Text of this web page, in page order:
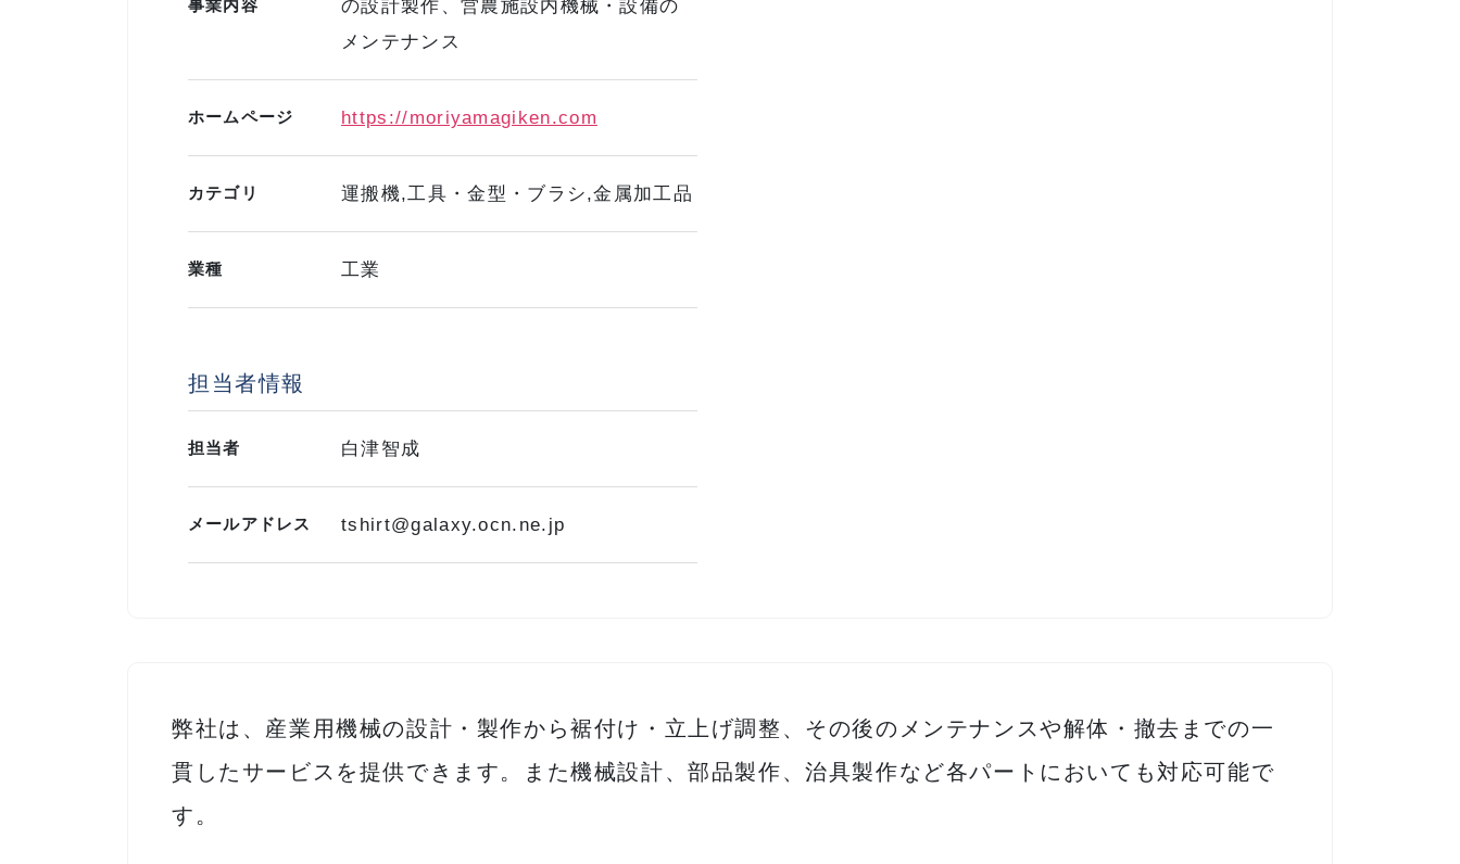
事業内容
の設計製作、営農施設内機械・設備の
メンテナンス
ホームページ https://moriyamagiken.com
カテゴリ 運搬機,工具・金型・ブラシ,金属加工品
業種 工業
担当者情報
担当者 白津智成
メールアドレス tshirt@galaxy.ocn.ne.jp
弊社は、産業用機械の設計・製作から裾付け・立上げ調整、その後のメンテナンスや解体・撤去までの一
貫したサービスを提供できます。また機械設計、部品製作、治具製作など各パートにおいても対応可能で
す。